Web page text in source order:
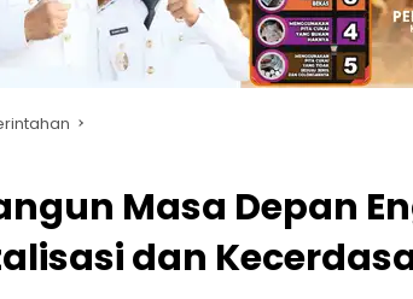
Masa Depan
dan